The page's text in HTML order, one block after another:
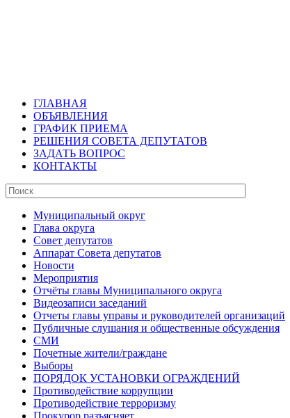
ГЛАВНАЯ
ОБЪЯВЛЕНИЯ
ГРАФИК ПРИЕМА
РЕШЕНИЯ СОВЕТА ДЕПУТАТОВ
ЗАДАТЬ ВОПРОС
КОНТАКТЫ
Муниципальный округ
Глава округа
Совет депутатов
Аппарат Совета депутатов
Новости
Мероприятия
Отчёты главы Муниципального округа
Видеозаписи заседаний
Отчеты главы управы и руководителей организаций
Публичные слушания и общественные обсуждения
СМИ
Почетные жители/граждане
Выборы
ПОРЯДОК УСТАНОВКИ ОГРАЖДЕНИЙ
Противодействие коррупции
Противодействие терроризму
Прокурор разъясняет